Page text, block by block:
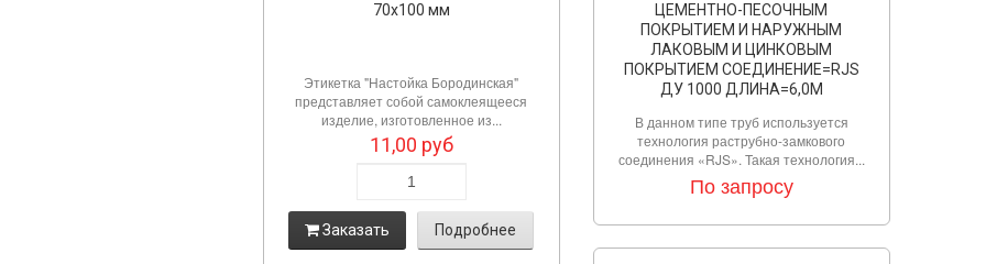
70х100 мм
Этикетка "Настойка Бородинская"
представляет собой самоклеящееся
изделие, изготовленное из...
11,00 руб
Заказать Подробнее
ЦЕМЕНТНО-ПЕСОЧНЫМ
ПОКРЫТИЕМ И НАРУЖНЫМ
ЛАКОВЫМ И ЦИНКОВЫМ
ПОКРЫТИЕМ СОЕДИНЕНИЕ=RJS
ДУ 1000 ДЛИНА=6,0М
В данном типе труб используется
технология раструбно-замкового
соединения «RJS». Такая технология...
По запросу